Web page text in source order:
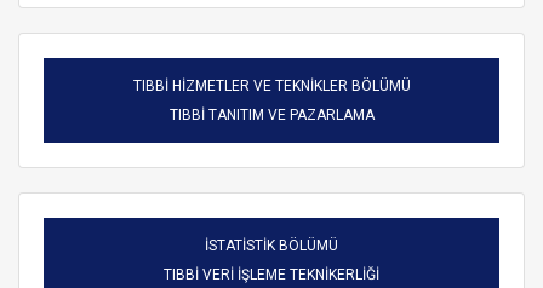
TIBBİ HİZMETLER VE TEKNİKLER BÖLÜMÜ
TIBBİ TANITIM VE PAZARLAMA
İSTATİSTİK BÖLÜMÜ
TIBBİ VERİ İŞLEME TEKNİKERLİĞİ